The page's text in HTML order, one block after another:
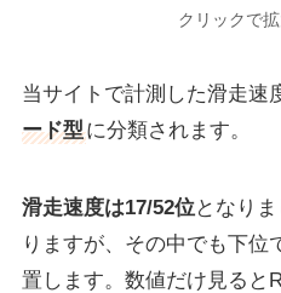
クリックで
当サイトで計測した滑走速
ード型に分類されます。
滑走速度は17/52位となり
りますが、その中でも下位
置します。数値だけ見ると